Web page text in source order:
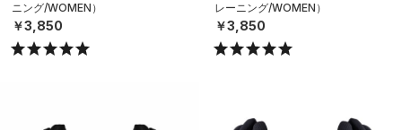
ニング/WOMEN）
￥3,850
レーニング/WOMEN）
￥3,850